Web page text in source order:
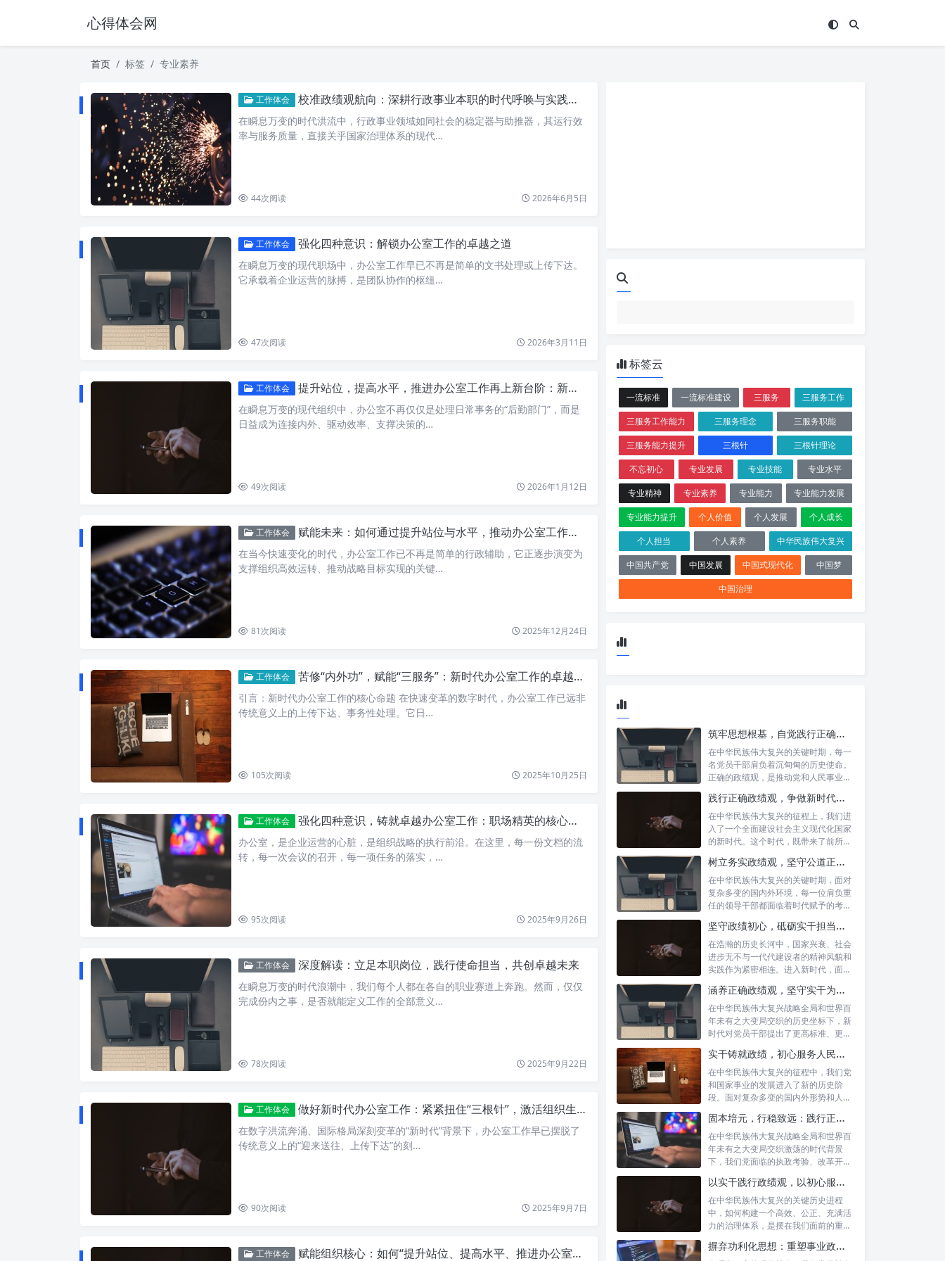
心得体会网
首页 标签 专业素养
工作体会 校准政绩观航向：深耕行政事业本职的时代呼唤与实践路径
在瞬息万变的时代洪流中，行政事业领域如同社会的稳定器与助推器，其运行效
率与服务质量，直接关乎国家治理体系的现代…
44次阅读 2026年6月5日
工作体会 强化四种意识：解锁办公室工作的卓越之道
在瞬息万变的现代职场中，办公室工作早已不再是简单的文书处理或上传下达。
它承载着企业运营的脉搏，是团队协作的枢纽…
47次阅读 2026年3月11日
工作体会 提升站位，提高水平，推进办公室工作再上新台阶：新时代办公室的卓越之路
在瞬息万变的现代组织中，办公室不再仅仅是处理日常事务的“后勤部门”，而是
日益成为连接内外、驱动效率、支撑决策的…
49次阅读 2026年1月12日
工作体会 赋能未来：如何通过提升站位与水平，推动办公室工作再上新台阶
在当今快速变化的时代，办公室工作已不再是简单的行政辅助，它正逐步演变为
支撑组织高效运转、推动战略目标实现的关键…
81次阅读 2025年12月24日
工作体会 苦修“内外功”，赋能“三服务”：新时代办公室工作的卓越之道
引言：新时代办公室工作的核心命题 在快速变革的数字时代，办公室工作已远非
传统意义上的上传下达、事务性处理。它日…
105次阅读 2025年10月25日
工作体会 强化四种意识，铸就卓越办公室工作：职场精英的核心素养与实践
办公室，是企业运营的心脏，是组织战略的执行前沿。在这里，每一份文档的流
转，每一次会议的召开，每一项任务的落实，…
95次阅读 2025年9月26日
工作体会 深度解读：立足本职岗位，践行使命担当，共创卓越未来
在瞬息万变的时代浪潮中，我们每个人都在各自的职业赛道上奔跑。然而，仅仅
完成份内之事，是否就能定义工作的全部意义…
78次阅读 2025年9月22日
工作体会 做好新时代办公室工作：紧紧扭住“三根针”，激活组织生命力
在数字洪流奔涌、国际格局深刻变革的“新时代”背景下，办公室工作早已摆脱了
传统意义上的“迎来送往、上传下达”的刻…
90次阅读 2025年9月7日
工作体会 赋能组织核心：如何“提升站位、提高水平、推进办公室工作再上新台阶”
标签云
一流标准 一流标准建设 三服务
三服务工作
三服务工作能力
三服务理念
三服务职能
三服务能力提升
三根针
三根针理论
不忘初心
专业发展 专业技能
专业水平
专业精神
专业素养 专业能力
专业能力发展
专业能力提升
个人价值 个人发展
个人成长
个人担当
个人素养
中华民族伟大复兴
中国共产党
中国发展 中国式现代化
中国梦
中国治理
筑牢思想根基，自觉践行正确政绩观：新时代党员干部的价值指引
在中华民族伟大复兴的关键时期，每一
名党员干部肩负着沉甸甸的历史使命。
正确的政绩观，是推动党和人民事业发
践行正确政绩观，争做新时代合格公职人员：新征程的使命与担当
在中华民族伟大复兴的征程上，我们进
入了一个全面建设社会主义现代化国家
的新时代。这个时代，既带来了前所未
树立务实政绩观，坚守公道正派底线：新时代领导干部高质量发展指南
在中华民族伟大复兴的关键时期，面对
复杂多变的国内外环境，每一位肩负重
任的领导干部都面临着时代赋予的考验
坚守政绩初心，砥砺实干担当：新时代高质量发展的精神坐标
在浩瀚的历史长河中，国家兴衰、社会
进步无不与一代代建设者的精神风貌和
实践作为紧密相连。进入新时代，面对
涵养正确政绩观，坚守实干为民情怀：新时代党员干部的责任与担当
在中华民族伟大复兴战略全局和世界百
年未有之大变局交织的历史坐标下，新
时代对党员干部提出了更高标准、更严
实干铸就政绩，初心服务人民：新时代干部担当作为的实践指南
在中华民族伟大复兴的征程中，我们党
和国家事业的发展进入了新的历史阶
段。面对复杂多变的国内外形势和人民
固本培元，行稳致远：践行正确政绩理念，永葆务实清廉作风的时代命题
在中华民族伟大复兴战略全局和世界百
年未有之大变局交织激荡的时代背景
下，我们党面临的执政考验、改革开放
以实干践行政绩观，以初心服务群众：新时代治理的灯塔与指南
在中华民族伟大复兴的关键历史进程
中，如何构建一个高效、公正、充满活
力的治理体系，是摆在我们面前的重要
摒弃功利化思想：重塑事业政绩观，驱动社会高质量发展